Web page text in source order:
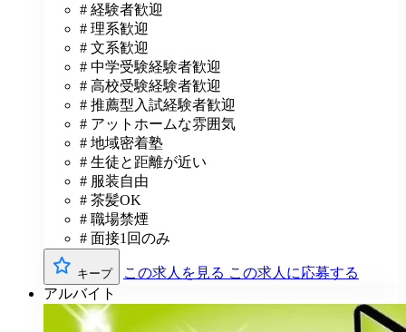
# 経験者歓迎
# 理系歓迎
# 文系歓迎
# 中学受験経験者歓迎
# 高校受験経験者歓迎
# 推薦型入試経験者歓迎
# アットホームな雰囲気
# 地域密着塾
# 生徒と距離が近い
# 服装自由
# 茶髪OK
# 職場禁煙
# 面接1回のみ
キープ この求人を見る この求人に応募する
アルバイト